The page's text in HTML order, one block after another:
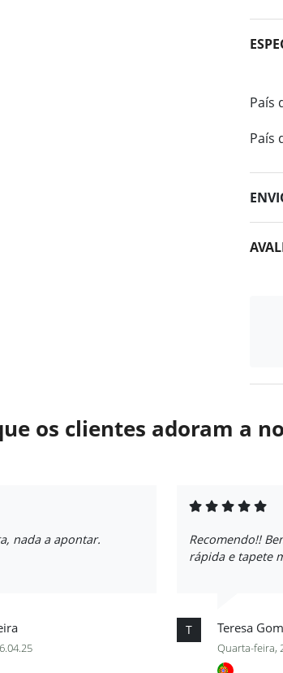
País
País
os clientes adoram a
nada a apontar.
Recomendo!!
rápida e tapete
T Teresa
Quarta-feira,